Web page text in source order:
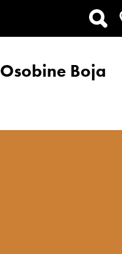
Osobine Boja